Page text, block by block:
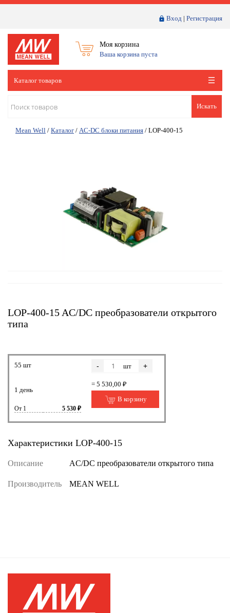
Вход | Регистрация
Моя корзина
Ваша корзина пуста
Каталог товаров
Искать
Mean Well / Каталог / AC-DC блоки питания / LOP-400-15
LOP-400-15 AC/DC преобразователи открытого
типа
55 шт
1 день
От 1 5 530 ₽
- шт +
= 5 530,00 ₽
В корзину
Характеристики LOP-400-15
Описание AC/DC преобразователи открытого типа
Производитель MEAN WELL